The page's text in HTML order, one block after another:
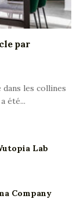
par
les collines
été...
Lab
Company